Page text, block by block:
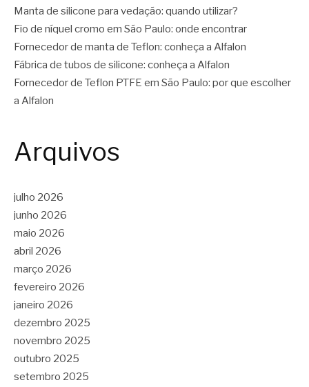
Manta de silicone para vedação: quando utilizar?
Fio de níquel cromo em São Paulo: onde encontrar
Fornecedor de manta de Teflon: conheça a Alfalon
Fábrica de tubos de silicone: conheça a Alfalon
Fornecedor de Teflon PTFE em São Paulo: por que escolher
a Alfalon
Arquivos
julho 2026
junho 2026
maio 2026
abril 2026
março 2026
fevereiro 2026
janeiro 2026
dezembro 2025
novembro 2025
outubro 2025
setembro 2025